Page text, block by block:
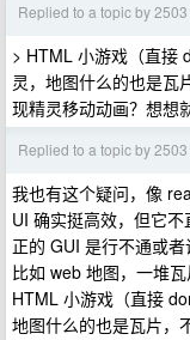
Replied to a topic by 2503
> HTML 小游戏（直接
灵，地图什么的也是瓦
现精灵移动动画？想想
Replied to a topic by 2503
我也有这个疑问，像
UI 确实挺高效，但它
正的 GUI 是行不通或者
比如 web 地图，一堆
HTML 小游戏（直接
地图什么的也是瓦片，